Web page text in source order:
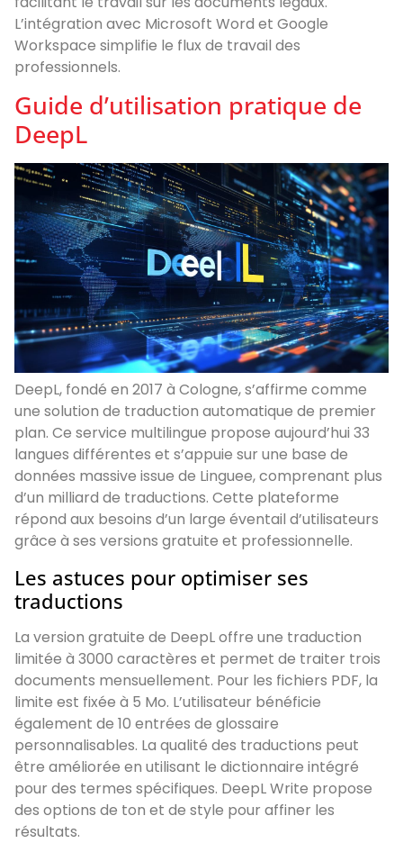
L’intégration avec Microsoft Word et Google
Workspace simplifie le flux de travail des
professionnels.
Guide d’utilisation pratique de
DeepL
DeepL, fondé en 2017 à Cologne, s’affirme comme
une solution de traduction automatique de premier
plan. Ce service multilingue propose aujourd’hui 33
langues différentes et s’appuie sur une base de
données massive issue de Linguee, comprenant plus
d’un milliard de traductions. Cette plateforme
répond aux besoins d’un large éventail d’utilisateurs
grâce à ses versions gratuite et professionnelle.
Les astuces pour optimiser ses
traductions
La version gratuite de DeepL offre une traduction
limitée à 3000 caractères et permet de traiter trois
documents mensuellement. Pour les fichiers PDF, la
limite est fixée à 5 Mo. L’utilisateur bénéficie
également de 10 entrées de glossaire
personnalisables. La qualité des traductions peut
être améliorée en utilisant le dictionnaire intégré
pour des termes spécifiques. DeepL Write propose
des options de ton et de style pour affiner les
résultats.